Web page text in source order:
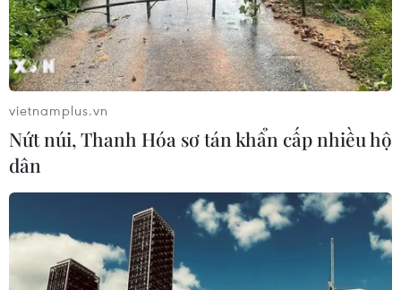
Hoa hậu Thùy Tiên khoe giọng hát ngọt
ngào gây quỹ từ thiện ở Malaysia
Trong chuyến công tác tại Malaysia mới đây, Miss
Grand International 2021 Nguyễn Thúc Thùy Tiên đã
khiến người hâm mộ thích thú khi khoe giọng hát ngọt
ngào trên sân khấu đấu giá để gây quỹ từ thiện.
vietnamplus.vn
Nứt núi, Thanh Hóa sơ tán khẩn cấp nhiều hộ
dân